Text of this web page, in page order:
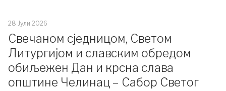
28 Јули 2026
Свечаном сједницом, Светом
Литургијом и славским обредом
обиљежен Дан и крсна слава
општине Челинац – Сабор Светог